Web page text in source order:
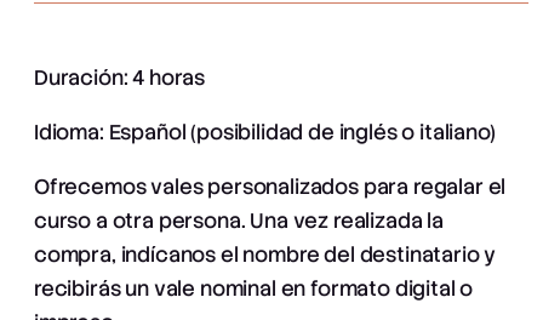
Duración: 4 horas
Idioma: Español (posibilidad de inglés o italiano)
Ofrecemos vales personalizados para regalar el
curso a otra persona. Una vez realizada la
compra, indícanos el nombre del destinatario y
recibirás un vale nominal en formato digital o